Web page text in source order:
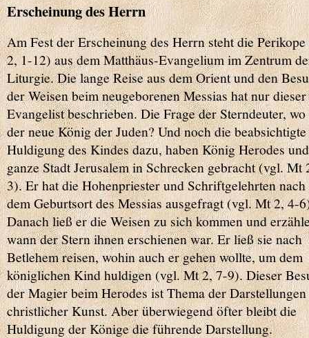
Erscheinung des Herrn
Am Fest der Erscheinung des Herrn steht die
2, 1-12) aus dem Matthäus-Evangelium im Zentrum
Liturgie. Die lange Reise aus dem Orient und den
der Weisen beim neugeborenen Messias hat nur dieser
Evangelist beschrieben. Die Frage der Sterndeuter,
der neue König der Juden? Und noch die beabsichtigte
Huldigung des Kindes dazu, haben König Herodes
ganze Stadt Jerusalem in Schrecken gebracht (vgl. Mt
3). Er hat die Hohenpriester und Schriftgelehrten nach
dem Geburtsort des Messias ausgefragt (vgl. Mt 2, 4-
Danach ließ er die Weisen zu sich kommen und
wann der Stern ihnen erschienen war. Er ließ sie nach
Betlehem reisen, wohin auch er gehen wollte, um dem
königlichen Kind huldigen (vgl. Mt 2, 7-9). Dieser
der Magier beim Herodes ist Thema der
christlicher Kunst. Aber überwiegend öfter bleibt die
Huldigung der Könige die führende Darstellung.